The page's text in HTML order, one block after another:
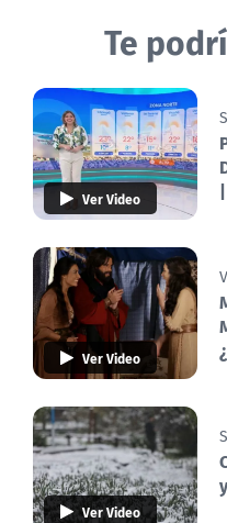
Te
Ver Video
Ver Video
Ver Video